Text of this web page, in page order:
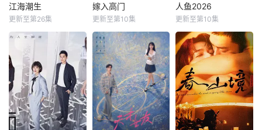
江海潮生
更新至第26集
嫁入高门
更新至第10集
人鱼2026
更新至第10集